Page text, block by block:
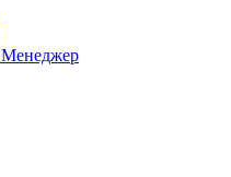
Менеджер